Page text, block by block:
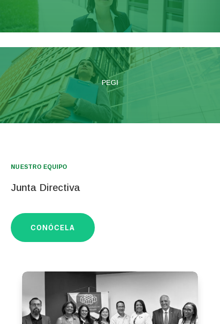
PEGI
NUESTRO EQUIPO
Junta Directiva
CONÓCELA